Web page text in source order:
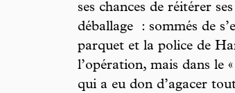
ses chances de réitérer
déballage : sommés de
parquet et la police de
l’opération, mais dans le «
qui a eu don d’agacer